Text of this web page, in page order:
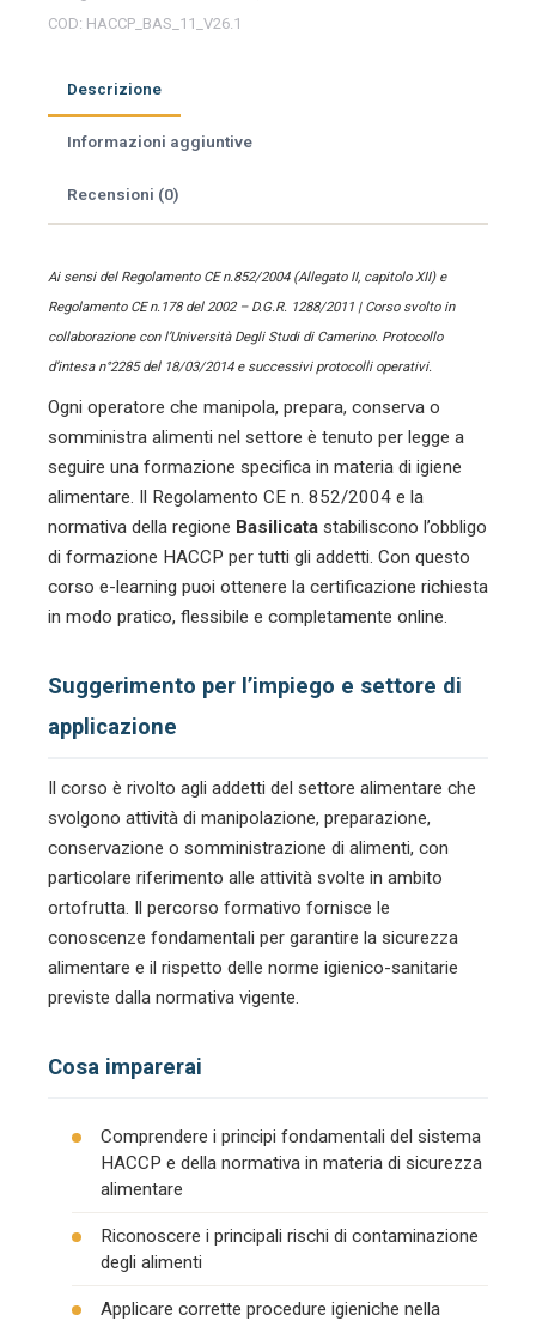
regione
Basilicata
Ortofrutta
quantità
COD: HACCP_BAS_11_V26.1
Descrizione
Informazioni aggiuntive
Recensioni (0)
Ai sensi del Regolamento CE n.852/2004 (Allegato II, capitolo XII) e
Regolamento CE n.178 del 2002 – D.G.R. 1288/2011 | Corso svolto in
collaborazione con l’Università Degli Studi di Camerino. Protocollo
d’intesa n°2285 del 18/03/2014 e successivi protocolli operativi.
Ogni operatore che manipola, prepara, conserva o
somministra alimenti nel settore è tenuto per legge a
seguire una formazione specifica in materia di igiene
alimentare. Il Regolamento CE n. 852/2004 e la
normativa della regione Basilicata stabiliscono l’obbligo
di formazione HACCP per tutti gli addetti. Con questo
corso e-learning puoi ottenere la certificazione richiesta
in modo pratico, flessibile e completamente online.
Suggerimento per l’impiego e settore di
applicazione
Il corso è rivolto agli addetti del settore alimentare che
svolgono attività di manipolazione, preparazione,
conservazione o somministrazione di alimenti, con
particolare riferimento alle attività svolte in ambito
ortofrutta. Il percorso formativo fornisce le
conoscenze fondamentali per garantire la sicurezza
alimentare e il rispetto delle norme igienico-sanitarie
previste dalla normativa vigente.
Cosa imparerai
Comprendere i principi fondamentali del sistema
HACCP e della normativa in materia di sicurezza
alimentare
Riconoscere i principali rischi di contaminazione
degli alimenti
Applicare corrette procedure igieniche nella